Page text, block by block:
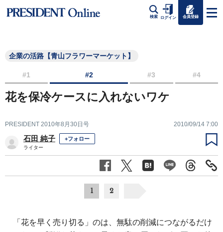
検索 ログイン 会員登録
企業の活路【青山フラワーマーケット】
#1 #2 #3 #4
花を保冷ケースに入れないワケ
PRESIDENT 2010年8月30日号 2010/09/14 7:00
石田 純子 +フォロー
ライター
1 2
「花を早く売り切る」のは、無駄の削減につながるだけ